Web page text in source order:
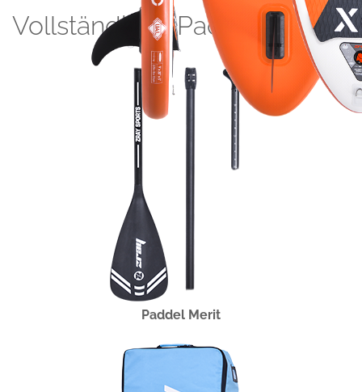
Vollständiges Pack
Paddel Merit